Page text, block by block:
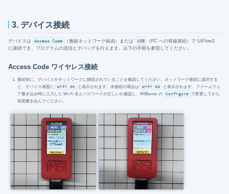
3. デバイス接続
デバイスは Access Code （無線ネットワーク経由）または USB
（PC への有線接続）で UiFlow2
に接続でき、プログラムの送信とデバッグを行えます。以下の手順を参照してください。
Access Code ワイヤレス接続
接続前に、デバイスがネットワークに接続されていることを確認してください。ネットワーク接続に成功する
と、デバイス画面に
WiFi OK と表示されます。未接続の場合は WiFi NG
と表示されます。ファームウェ
ア書き込み時に入力した Wi-Fi 名とパスワードが正しいか確認し、M5Burner の Configure で変更してから
再度書き込んでください。